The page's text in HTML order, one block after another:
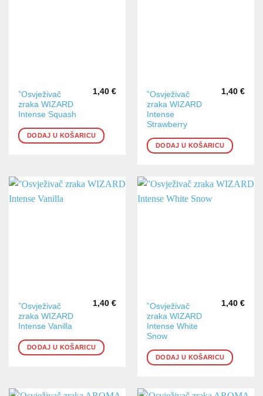
”Osvježivač
zraka WIZARD
Intense Squash
1,40 €
DODAJ U KOŠARICU
”Osvježivač
zraka WIZARD
Intense
Strawberry
1,40 €
DODAJ U KOŠARICU
”Osvježivač
zraka WIZARD
Intense Vanilla
1,40 €
DODAJ U KOŠARICU
”Osvježivač
zraka WIZARD
Intense White
Snow
1,40 €
DODAJ U KOŠARICU